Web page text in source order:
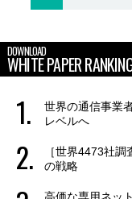
DOWNLOAD
WHITE PAPER
世界の通信事業
レベルへ
［世界4473社
の戦略